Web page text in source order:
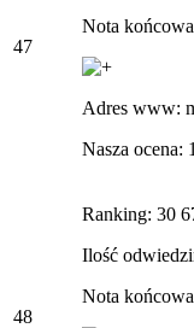
47
Nota
Adres www:
Nasza ocena:
48
Ranking: 30
Ilość
Nota